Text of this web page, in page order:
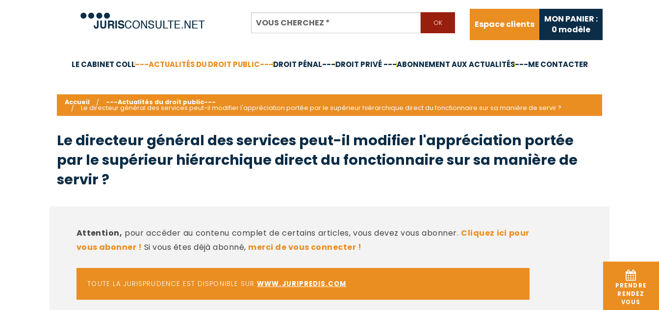
Espace clients
MON PANIER :
0 modèle
LE CABINET COLL---ACTUALITÉS DU DROIT PUBLIC---DROIT PÉNAL---DROIT PRIVÉ ---ABONNEMENT AUX ACTUALITÉS---ME CONTACTER
PRENDRE
RENDEZ
VOUS
Accueil ---Actualités du droit public---
Le directeur général des services peut-il modifier l'appréciation portée par le supérieur hiérarchique direct du fonctionnaire sur sa manière de servir ?
Le directeur général des services peut-il modifier l'appréciation portée
par le supérieur hiérarchique direct du fonctionnaire sur sa manière de
servir ?
Attention, pour accéder au contenu complet de certains articles, vous devez vous abonner. Cliquez ici pour
vous abonner ! Si vous êtes déjà abonné, merci de vous connecter !
TOUTE LA JURISPRUDENCE EST DISPONIBLE SURWWW.JURIPREDIS.COM